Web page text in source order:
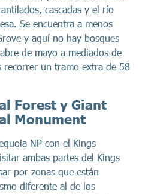
cascadas y el río
Se encuentra a menos
y aquí no hay bosques
de mayo a mediados de
recorrer un tramo extra de 58
Forest y Giant
Monument
NP con el Kings
ambas partes del Kings
por zonas que están
diferente al de los